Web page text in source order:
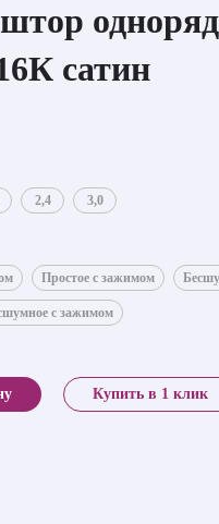
сатин
2,4 3,0
Простое с зажимом
с зажимом
Купить в 1 клик